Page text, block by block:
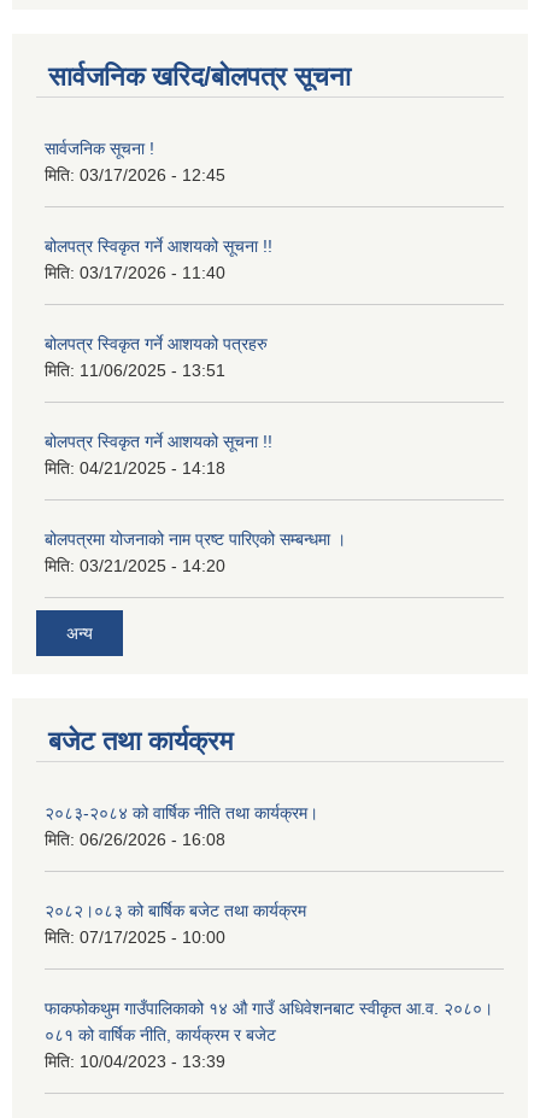
सार्वजनिक खरिद/बोलपत्र सूचना
सार्वजनिक सूचना !
मिति: 03/17/2026 - 12:45
बोलपत्र स्विकृत गर्ने आशयको सूचना !!
मिति: 03/17/2026 - 11:40
बोलपत्र स्विकृत गर्ने आशयको पत्रहरु
मिति: 11/06/2025 - 13:51
बोलपत्र स्विकृत गर्ने आशयको सूचना !!
मिति: 04/21/2025 - 14:18
बोलपत्रमा योजनाको नाम प्रष्ट पारिएको सम्बन्धमा ।
मिति: 03/21/2025 - 14:20
अन्य
बजेट तथा कार्यक्रम
२०८३-२०८४ को वार्षिक नीति तथा कार्यक्रम।
मिति: 06/26/2026 - 16:08
२०८२।०८३ को बार्षिक बजेट तथा कार्यक्रम
मिति: 07/17/2025 - 10:00
फाकफोकथुम गाउँपालिकाको १४ औ गाउँ अधिवेशनबाट स्वीकृत आ.व. २०८०।
०८१ को वार्षिक नीति, कार्यक्रम र बजेट
मिति: 10/04/2023 - 13:39